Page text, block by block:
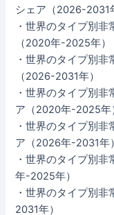
シェア（2026-2031
・世界のタイプ別
（2020年-2025年）
・世界のタイプ別
（2026-2031年）
・世界のタイプ別
ア（2020年-2025年
・世界のタイプ別
ア（2026年-2031年）
・世界のタイプ別
年-2025年）
・世界のタイプ別
2031年）